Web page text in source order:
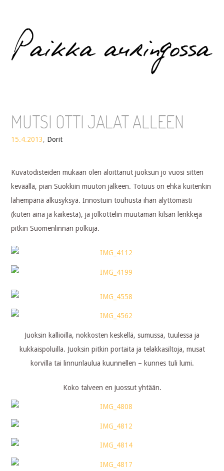
MUTSI OTTI JALAT ALLEEN
15.4.2013, Dorit
Kuvatodisteiden mukaan olen aloittanut juoksun jo vuosi sitten
keväällä, pian Suokkiin muuton jälkeen. Totuus on ehkä kuitenkin
lähempänä alkusyksyä. Innostuin touhusta ihan älyttömästi
(kuten aina ja kaikesta), ja jolkottelin muutaman kilsan lenkkejä
pitkin Suomenlinnan polkuja.
Juoksin kallioilla, nokkosten keskellä, sumussa, tuulessa ja
kukkaispoluilla. Juoksin pitkin portaita ja telakkasiltoja, musat
korvilla tai linnunlaulua kuunnellen – kunnes tuli lumi.
Koko talveen en juossut yhtään.